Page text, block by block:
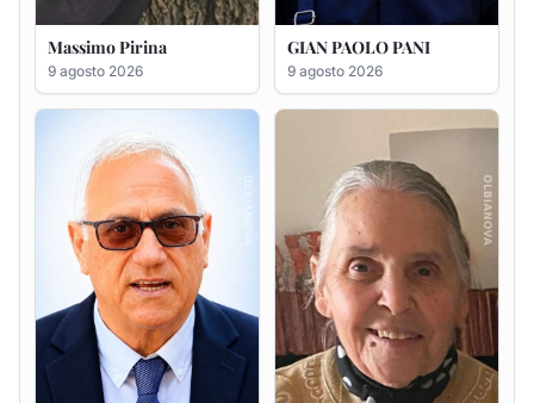
Massimo Pirina
9 agosto 2026
GIAN PAOLO PANI
9 agosto 2026